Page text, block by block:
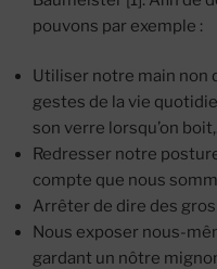
pouvons par exemple :
Utiliser notre main non
gestes de la vie
son verre lorsqu’on
Redresser notre
compte que nous
Arrêter de dire des
Nous exposer nous-
gardant un nôtre